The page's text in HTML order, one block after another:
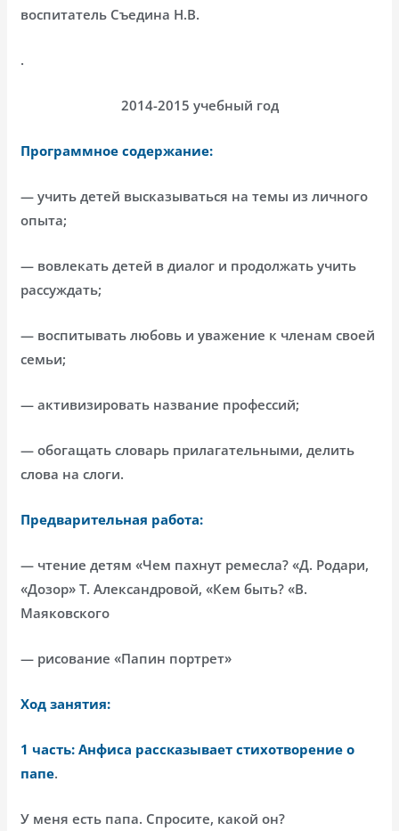
воспитатель Съедина Н.В.
.
2014-2015 учебный год
Программное содержание:
— учить детей высказываться на темы из личного
опыта;
— вовлекать детей в диалог и продолжать учить
рассуждать;
— воспитывать любовь и уважение к членам своей
семьи;
— активизировать название профессий;
— обогащать словарь прилагательными, делить
слова на слоги.
Предварительная работа:
— чтение детям «Чем пахнут ремесла? «Д. Родари,
«Дозор» Т. Александровой, «Кем быть? «В.
Маяковского
— рисование «Папин портрет»
Ход занятия:
1 часть: Анфиса рассказывает стихотворение о
папе.
У меня есть папа. Спросите, какой он?